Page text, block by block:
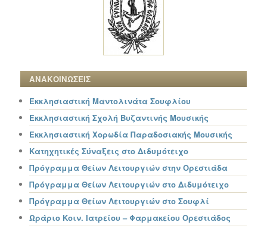
ΑΝΑΚΟΙΝΩΣΕΙΣ
Εκκλησιαστική Μαντολινάτα Σουφλίου
Εκκλησιαστική Σχολή Βυζαντινής Μουσικής
Εκκλησιαστική Χορωδία Παραδοσιακής Μουσικής
Κατηχητικές Σύναξεις στο Διδυμότειχο
Πρόγραμμα Θείων Λειτουργιών στην Ορεστιάδα
Πρόγραμμα Θείων Λειτουργιών στο Διδυμότειχο
Πρόγραμμα Θείων Λειτουργιών στο Σουφλί
Ωράριο Κοιν. Ιατρείου – Φαρμακείου Ορεστιάδος